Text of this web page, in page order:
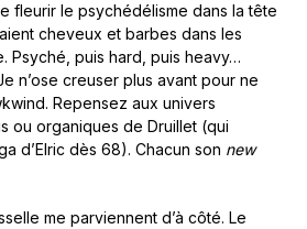
fleurir le psychédélisme dans la tête
cheveux et barbes dans les
Psyché, puis hard, puis heavy…
n’ose creuser plus avant pour ne
Repensez aux univers
ou organiques de Druillet (qui
d’Elric dès 68). Chacun son new
me parviennent d’à côté. Le